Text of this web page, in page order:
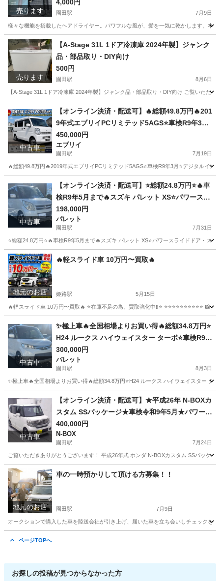
売ります
0BK
4,000円
園田駅 7月9日
様々な機能を搭載したヘアドライヤー。パワフルな風が、髪を一気に乾かします。本
兵庫 尼崎市 ヘアドライヤー
売ります
【A-Stage 31L 1ドア冷凍庫 2024年製】ジャンク
品・部品取り・DIY向け
500円
園田駅 8月6日
【A-Stage 31L 1ドア冷凍庫 2024年製】ジャンク品・部品取り・DIY向け ご覧いただ
園田駅 キッチン家電
中古車
【オンライン決済・配送可】🔥総額49.8万円🔥201
9年式エブリイPCリミテッド5AGS⭐車検R9年3月
⭐デジタルインナーミラー・Bluetooth・ETC・バ
ックカメラ・LEDヘッドライト⭐
450,000円
エブリイ
園田駅 7月19日
🔥総額49.8万円🔥2019年式エブリイPCリミテッド5AGS⭐車検R9年3月⭐デジタルイ
園田駅 エブリイ
中古車
【オンライン決済・配送可】⭐️総額24.8万円⭐️🔥車
検R9年5月まで🔥スズキ パレット XS⭐️パワースラ
イドドア・スマートキー⭐️
198,000円
パレット
園田駅 7月31日
⭐️総額24.8万円⭐️🔥車検R9年5月まで🔥スズキ パレット XS⭐️パワースライドドア・ス
兵庫 尼崎市 園田駅 パレット 車両
地元のお店
🔥軽スライド車 10万円〜買取🔥
姫路駅 5月15日
🔥軽スライド車 10万円〜買取🔥 ⭐️在庫不足の為、買取強化中‼️⭐️ ⭐️⭐️⭐️⭐️⭐️⭐️⭐️⭐️⭐️⭐️
姫路駅 その他 買取
中古車
✨極上車🔥全国相場よりお買い得🔥総額34.8万円⭐
H24 ルークス ハイウェイスター ターボ⭐車検R9年
6月⭐デジタルインナーミラー⭐ドラレコ⭐Bluetoo
th⭐
300,000円
パレット
園田駅 8月3日
✨極上車🔥全国相場よりお買い得🔥総額34.8万円⭐H24 ルークス ハイウェイスター ター
園田駅 パレット 車両
中古車
【オンライン決済・配送可】★平成26年 N-BOXカ
スタム SSパッケージ★車検令和9年5月★パワース
ライドドア★ナビ・TV・ETC★
400,000円
N-BOX
園田駅 7月24日
ご覧いただきありがとうございます！ 平成26年式 ホンダ N-BOXカスタム SSパッケ
兵庫 尼崎市 園田駅 N-BOX カスタム
地元のお店
車の一時預かりして頂ける方募集！！
園田駅 7月9日
オークションで購入した車を陸送会社が引き上げ、届いた車を立ち会いしチェックを
ページTOPへ
お探しの投稿が見つからなかった方